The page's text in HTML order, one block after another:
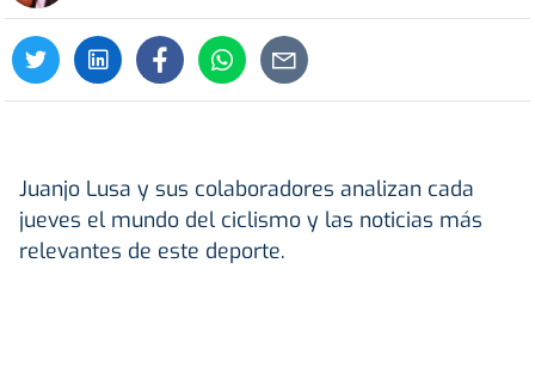
Juanjo Lusa y sus colaboradores analizan cada
jueves el mundo del ciclismo y las noticias más
relevantes de este deporte.